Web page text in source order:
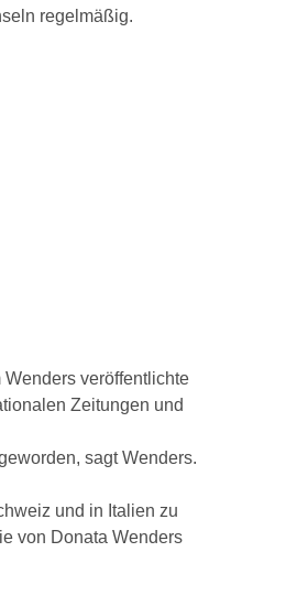
regelmäßig.
veröffentlichte
Zeitungen und
sagt Wenders.
und in Italien zu
von Donata Wenders